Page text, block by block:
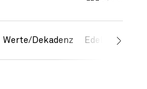
Werte/Dekadenz Edelmetalle